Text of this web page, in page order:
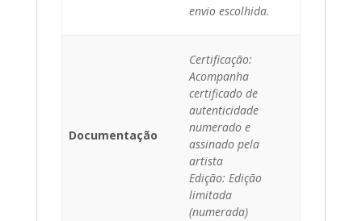
envio escolhida.
Documentação
Certificação:
Acompanha
certificado de
autenticidade
numerado e
assinado pela
artista
Edição: Edição
limitada
(numerada)